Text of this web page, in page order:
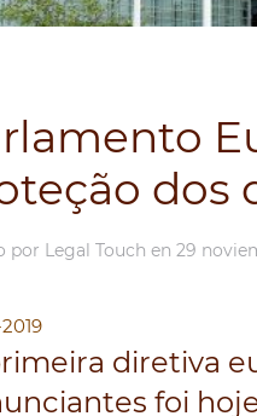
dos
por Legal Touch en 29
diretiva
foi